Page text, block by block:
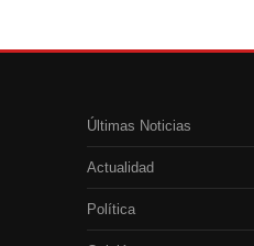
Últimas Noticias
Actualidad
Política